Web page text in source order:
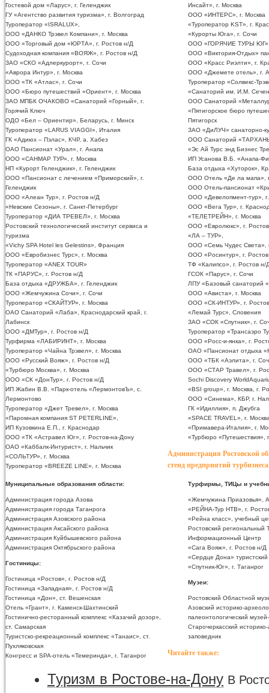
Гостевой дом «Ларус», г. Геленджик
ГУ «Агентство развития туризма», г. Волгоград
Туроператор «ISRALUX»,
ООО «ДАНКО Трэвел Компани», г. Москва
ООО «Торговый дом «ЮРТА», г. Ростов н/Д
Судоходная компания «ВОЯЖ», г. Ростов н/Д
ЗАО «СКО «Адлеркурорт», г. Сочи
«Аврора Интур», г. Москва
ООО «ТК «Атлас», г. Сочи
ООО «Бюро путешествий «Ориент», г. Москва
ЗАО МПБК ОЧАКОВО «Санаторий «Горный», г.
Горячий Ключ
ОДО «Бел – Ориентир», Беларусь, г. Минск
Туроператор «LARUS VIAGGI», Италия
ГК «Адиюх – Пэлас», КЧР, а. Хабез
ОАО Пансионат «Урал», г. Анапа
ООО «САНМАР ТУР», г. Москва
НП «Курорт Геленджик», г. Геленджик
ООО «Пансионат с лечением «Приморский», г.
Геленджик
ООО «Алеан Тур», г. Ростов н/Д
«Невские Сезоны», г. Санкт-Петербург
Туроператор «ДИА ТРЕВЕЛ», г. Москва
Ростовский технологический институт сервиса и
туризма
«Vichy SPA Hotel les Gelestins», Франция
ООО «Евробизнес Турс», г. Москва
Туроператор «ANEX TOUR»
ТК «ПАРУС», г. Ростов н/Д
База отдыха «ДРУЖБА», г. Геленджик
ООО «Жемчужина Сочи», г. Сочи
Туроператор «СКАЙТУР», г. Москва
ОАО Санаторий «Лаба», Краснодарский край, г.
Лабинск
ООО «ДМТур», г. Ростов н/Д
Турфирма «ЛАБИРИНТ», г. Москва
Туроператор «Чайна Трэвел», г. Москва
ООО «Русский Вояж», г. Ростов н/Д
«Турбюро Москва», г. Москва
ООО «СК «ДонТур», г. Ростов н/Д
ИП Жабин В.В. «Парк-отель «ЛермонтовЪ», с.
Лермонтово
Туроператор «Джет Тревел», г. Москва
«Паромная компания ST PETERLINE»,
ИП Кузовкина Е.П., г. Краснодар
ООО «ТК «Астравел Юг», г. Ростов-на-Дону
ОАО «Каббалк-Интурист», г. Нальчик
«СОЛЬТУР», г. Москва
Туроператор «BREEZE LINE», г. Москва
Инсайт», г. Москва
ООО «ИНТЕРС», г. Москва
«Туроператор KST», г.
«Курорты Юга», г. Сочи
ООО «ГОРЯЧИЕ ТУРЫ ЮГ»,
ООО «Виктория-Отдых»
ООО «Красс Риэлти», г.
ООО «Джемете отель», г.
Туроператор «Солвекс-
«Санаторий им. И.М.
ООО Санаторий
«Пятигорское бюро
Пятигорск
ЗАО «ДиЛУЧ» санаторно-
ООО Санаторий
«Эс Ай Турс энд Бизнес
ИП Усанова В.Б. «Анапа-
База отдыха «Хуторок»,
ООО Отель «Де ла мапа»,
ООО Отель-пансионат
ООО «Девелопмент-тур»,
ООО «Вега Тур», г.
«ТЕЛЕТРЕЙН», г. Москва
ООО «Евролюкс», г.
«ЛА – ТУР»,
ООО «Семь Чудес Света»,
ООО «Росинтур», г.
ТФ «Калипсо», г. Ростов н/
ГСОК «Парус», г. Сочи
ЛПУ «Базовый санаторий
ООО «Ависта», г. Москва
ООО «СК-ИНТУР», г.
«Лемай Турс», Словения
ЗАО «СОК «Спутник», г.
Туроператор «Трансаэро
ООО «Росс-и-янка», г.
ОАО «Пансионат отдыха
ООО «ТБК «Аэлита», г.
ООО «СТАР Травел», г.
Sochi Discovery
«BSI group», г. Москва, г.
ООО «Синема», КБР, г.
ГК «Идиллия», п. Джубга
«SPACE TRAVEL», г.
«Примавера-Италия», г.
«Турбюро «Путешествия»,
Администрация Ростовской
стенд предприятий турбизнеса
Муниципальные образования области:
Администрация города Азова
Администрация города Таганрога
Администрация Азовского района
Администрация Аксайского района
Администрация Куйбышевского района
Администрация Октябрьского района
Гостиницы:
Гостиница «Ростов», г. Ростов н/Д
Гостиница «Западная», г. Ростов н/Д
Гостиница «Дон», ст. Вешенская
Отель «Грант», г. Каменск-Шахтинский
Гостинично-ресторанный комплекс «Казачий дозор»,
ст. Самарская
Туристско-рекреационный комплекс «Танаис», ст.
Пухляковская
Конгресс и SPA-отель «Темеринда», г. Таганрог
Турфирмы, ТИЦы и
«Жемчужина Приазовья»,
«РЕЙНА-Тур НТВ», г.
«Рейна класс», учебный
Ростовский региональный
Информационный Центр
«Сага Вояж», г. Ростов н/Д
«Сердце Дона»
«Спутник-Юг», г. Таганрог
Музеи:
Ростовский Областной
Азовский историко-
палеонтологический
Старочеркасский
заповедник
Читайте также:
Туризм в Ростове-на-Дону В